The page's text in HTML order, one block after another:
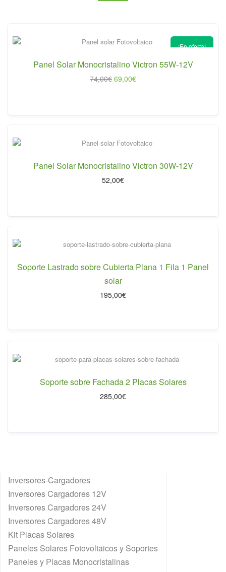
¡En oferta!
Panel Solar Monocristalino Victron 55W-12V
74,00€ El
74,00€.
69,00€El
69,00€.
Panel Solar Monocristalino Victron 30W-12V
52,00€
Soporte Lastrado sobre Cubierta Plana 1 Fila 1 Panel
solar
195,00€
Soporte sobre Fachada 2 Placas Solares
285,00€
Inversores-Cargadores
Inversores Cargadores 12V
Inversores Cargadores 24V
Inversores Cargadores 48V
Kit Placas Solares
Paneles Solares Fotovoltaicos y Soportes
Paneles y Placas Monocristalinas